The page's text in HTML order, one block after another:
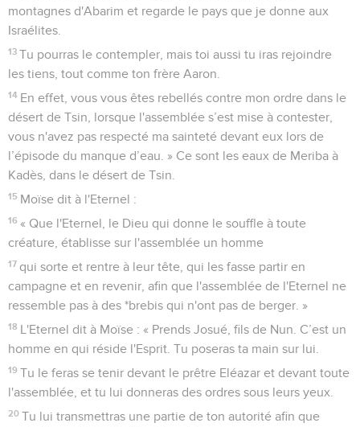
montagnes d'Abarim et regarde le pays que je donne aux
Israélites.
13 Tu pourras le contempler, mais toi aussi tu iras rejoindre
les tiens, tout comme ton frère Aaron.
14 En effet, vous vous êtes rebellés contre mon ordre dans le
désert de Tsin, lorsque l'assemblée s’est mise à contester,
vous n'avez pas respecté ma sainteté devant eux lors de
l’épisode du manque d’eau. » Ce sont les eaux de Meriba à
Kadès, dans le désert de Tsin.
15 Moïse dit à l'Eternel :
16 « Que l'Eternel, le Dieu qui donne le souffle à toute
créature, établisse sur l'assemblée un homme
17 qui sorte et rentre à leur tête, qui les fasse partir en
campagne et en revenir, afin que l'assemblée de l'Eternel ne
ressemble pas à des *brebis qui n'ont pas de berger. »
18 L'Eternel dit à Moïse : « Prends Josué, fils de Nun. C’est un
homme en qui réside l'Esprit. Tu poseras ta main sur lui.
19 Tu le feras se tenir devant le prêtre Eléazar et devant toute
l'assemblée, et tu lui donneras des ordres sous leurs yeux.
20 Tu lui transmettras une partie de ton autorité afin que